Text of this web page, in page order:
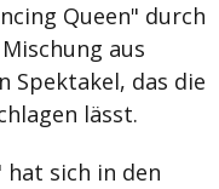
Queen" durch
aus
Spektakel, das die
lässt.
hat sich in den